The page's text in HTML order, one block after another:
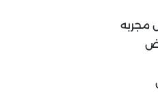
مجربه